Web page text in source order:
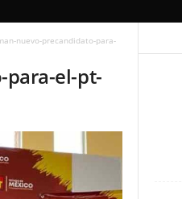
nuevo-precandidato-para-
para-el-pt-